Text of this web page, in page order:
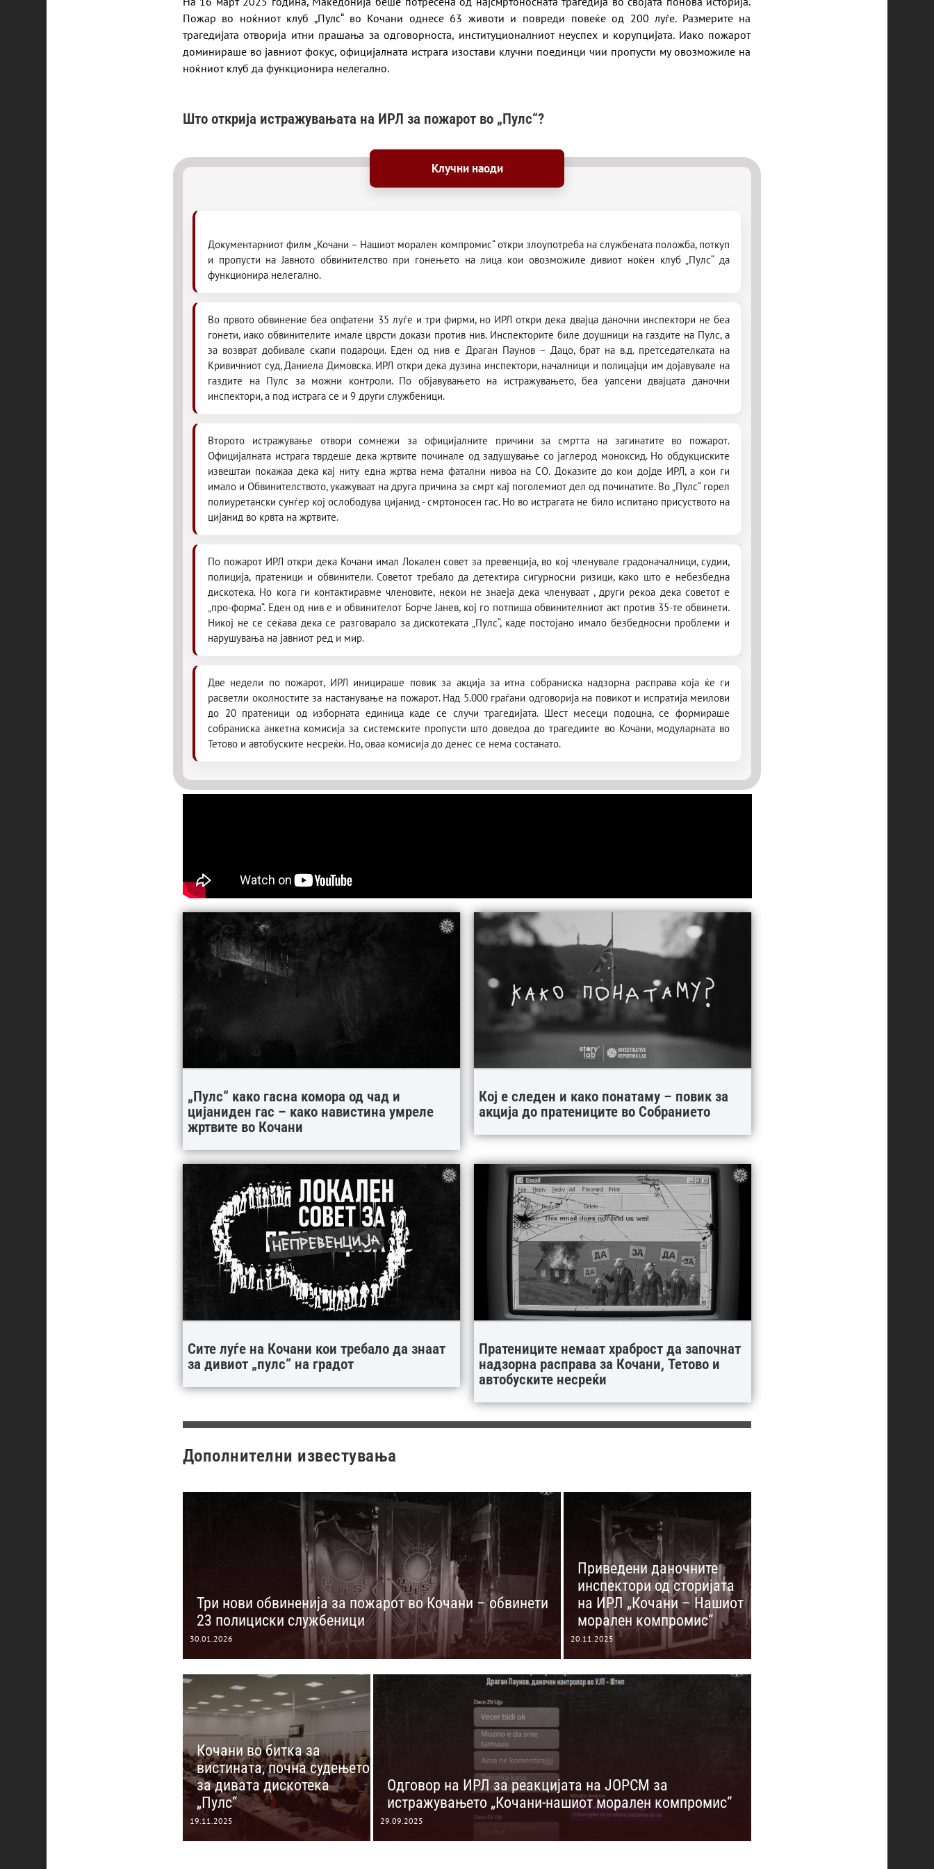
Пожар во ноќниот клуб „Пулс“ во Кочани однесе 63 животи и повреди повеќе од 200 луѓе. Размерите на
трагедијата отворија итни прашања за одговорноста, институционалниот неуспех и корупцијата. Иако пожарот
доминираше во јавниот фокус, официјалната истрага изостави клучни поединци чии пропусти му овозможиле на
ноќниот клуб да функционира нелегално.
Што открија истражувањата на ИРЛ за пожарот во „Пулс“?
Документарниот филм „Кочани – Нашиот морален компромис“ откри злоупотреба на службената положба, поткуп
и пропусти на Јавното обвинителство при гонењето на лица кои овозможиле дивиот ноќен клуб „Пулс“ да
функционира нелегално.
Во првото обвинение беа опфатени 35 луѓе и три фирми, но ИРЛ откри дека двајца даночни инспектори не беа
гонети, иако обвинителите имале цврсти докази против нив. Инспекторите биле доушници на газдите на Пулс, а
за возврат добивале скапи подароци. Еден од нив е Драган Паунов – Дацо, брат на в.д. претседателката на
Кривичниот суд, Даниела Димовска. ИРЛ откри дека дузина инспектори, началници и полицајци им дојавувале на
газдите на Пулс за можни контроли. По објавувањето на истражувањето, беа уапсени двајцата даночни
инспектори, а под истрага се и 9 други службеници.
Второто истражување отвори сомнежи за официјалните причини за смртта на загинатите во пожарот.
Официјалната истрага тврдеше дека жртвите починале од задушување со јаглерод моноксид. Но обдукциските
извештаи покажаа дека кај ниту една жртва нема фатални нивоа на CO. Доказите до кои дојде ИРЛ, а кои ги
имало и Обвинителството, укажуваат на друга причина за смрт кај поголемиот дел од починатите. Во „Пулс“ горел
полиуретански сунѓер кој ослободува цијанид - смртоносен гас. Но во истрагата не било испитано присуството на
цијанид во крвта на жртвите.
По пожарот ИРЛ откри дека Кочани имал Локален совет за превенција, во кој членувале градоначалници, судии,
полиција, пратеници и обвинители. Советот требало да детектира сигурносни ризици, како што е небезбедна
дискотека. Но кога ги контактиравме членовите, некои не знаеја дека членуваат , други рекоа дека советот е
„про-форма“. Еден од нив е и обвинителот Борче Јанев, кој го потпиша обвинителниот акт против 35-те обвинети.
Никој не се сеќава дека се разговарало за дискотеката „Пулс“, каде постојано имало безбедносни проблеми и
нарушувања на јавниот ред и мир.
Две недели по пожарот, ИРЛ иницираше повик за акција за итна собраниска надзорна расправа која ќе ги
расветли околностите за настанување на пожарот. Над 5.000 граѓани одговорија на повикот и испратија меилови
до 20 пратеници од изборната единица каде се случи трагедијата. Шест месеци подоцна, се формираше
собраниска анкетна комисија за системските пропусти што доведоа до трагедиите во Кочани, модуларната во
Тетово и автобуските несреќи. Но, оваа комисија до денес се нема состанато.
„Пулс“ како гасна комора од чад и
цијаниден гас – како навистина умреле
жртвите во Кочани
Кој е следен и како понатаму – повик за
акција до пратениците во Собранието
Сите луѓе на Кочани кои требало да знаат
за дивиот „пулс“ на градот
Пратениците немаат храброст да започнат
надзорна расправа за Кочани, Тетово и
автобуските несреќи
Дополнителни известувања
Три нови обвиненија за пожарот во Кочани – обвинети
23 полициски службеници
30.01.2026
Приведени даночните
инспектори од сторијата
на ИРЛ „Кочани – Нашиот
морален компромис“
20.11.2025
Кочани во битка за
вистината, почна судењето
за дивата дискотека
„Пулс“
19.11.2025
Одговор на ИРЛ за реакцијата на ЈОРСМ за
истражувањето „Кочани-нашиот морален компромис“
29.09.2025